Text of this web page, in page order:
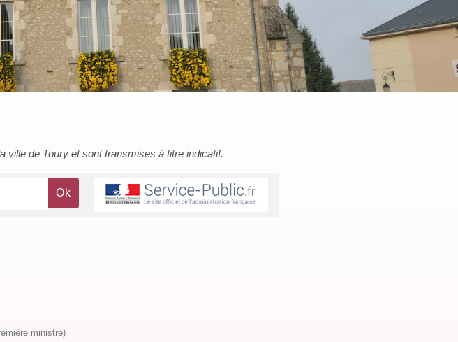
ville de Toury et sont transmises à titre indicatif.
ministre)